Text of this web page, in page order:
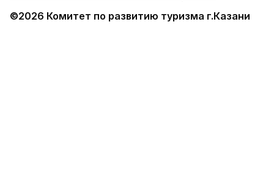
©2026 Комитет по развитию туризма г.Казани